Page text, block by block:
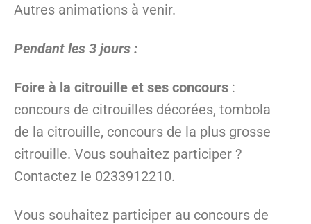
Autres animations à venir.
Pendant les 3 jours :
Foire à la citrouille et ses concours :
concours de citrouilles décorées, tombola
de la citrouille, concours de la plus grosse
citrouille. Vous souhaitez participer ?
Contactez le 0233912210.
Vous souhaitez participer au concours de